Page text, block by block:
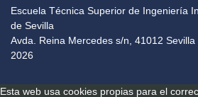
Escuela Técnica Superior de Ingeniería
de Sevilla
Avda. Reina Mercedes s/n, 41012
2026
Esta web usa cookies propias para el